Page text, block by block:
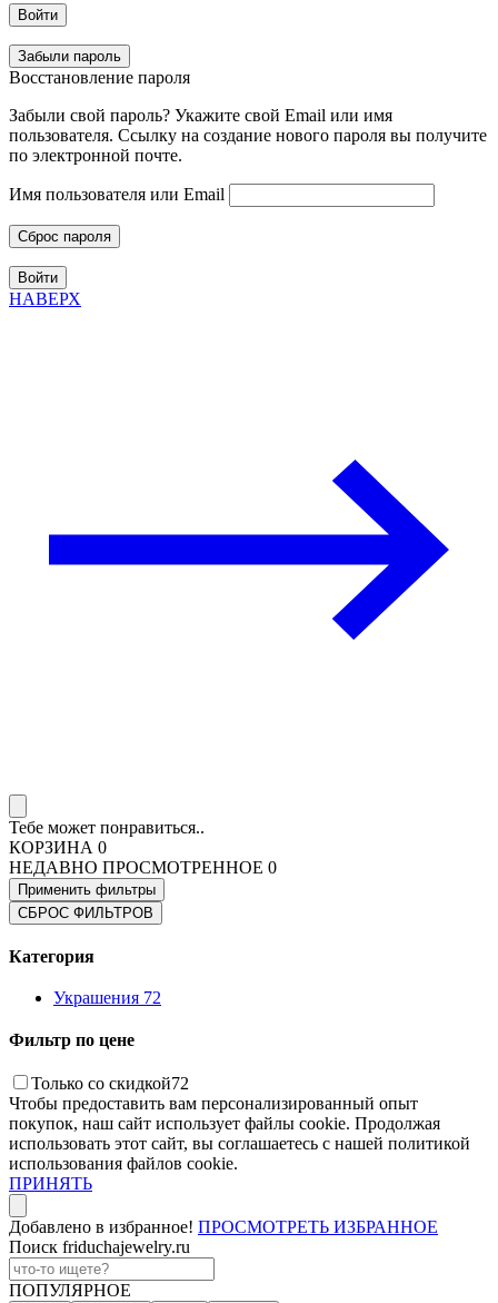
Войти
Забыли пароль
Восстановление пароля
Забыли свой пароль? Укажите свой Email или имя
пользователя. Ссылку на создание нового пароля вы получите
по электронной почте.
Имя пользователя или Email
Сброс пароля
Войти
НАВЕРХ
Тебе может понравиться..
КОРЗИНА 0
НЕДАВНО ПРОСМОТРЕННОЕ 0
Применить фильтры
СБРОС ФИЛЬТРОВ
Категория
Украшения 72
Фильтр по цене
Только со скидкой72
Чтобы предоставить вам персонализированный опыт
покупок, наш сайт использует файлы cookie. Продолжая
использовать этот сайт, вы соглашаетесь с нашей политикой
использования файлов cookie.
ПРИНЯТЬ
Добавлено в избранное! ПРОСМОТРЕТЬ ИЗБРАННОЕ
Поиск friduchajewelry.ru
ПОПУЛЯРНОЕ